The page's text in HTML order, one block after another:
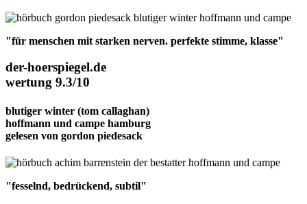
"für menschen mit starken nerven. perfekte stimme, klasse"
der-hoerspiegel.de
wertung 9.3/10
blutiger winter (tom callaghan)
hoffmann und campe hamburg
gelesen von gordon piedesack
"fesselnd, bedrückend, subtil"